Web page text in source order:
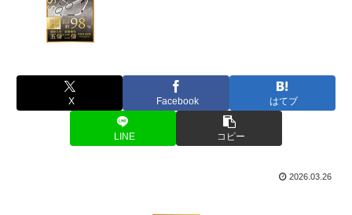
X Facebook はてブ
LINE コピー
2026.03.26